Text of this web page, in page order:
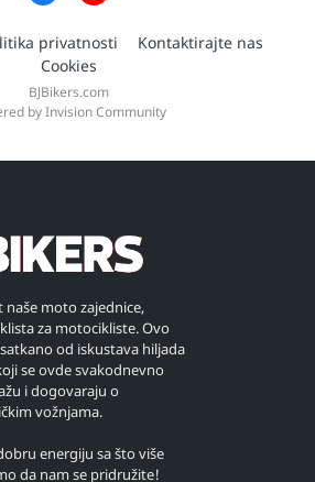
privatnosti
Kontaktirajte nas
Cookies
BJBikers.com
by Invision Community
moto zajednice,
za motocikliste. Ovo
od iskustava hiljada
se ovde svakodnevno
i dogovaraju o
vožnjama.
energiju sa što više
da nam se pridružite!